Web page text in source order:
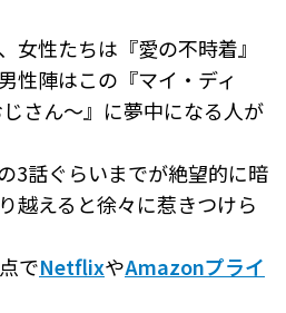
女性たちは『愛の不時着』
性陣はこの『マイ・ディ
さん～』に夢中になる人が
3話ぐらいまでが絶望的に暗
越えると徐々に惹きつけら
でNetflixやAmazonプライ